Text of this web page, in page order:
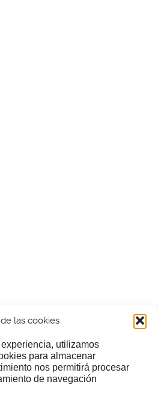
las cookies
utilizamos
para almacenar
nos permitirá procesar
de navegación